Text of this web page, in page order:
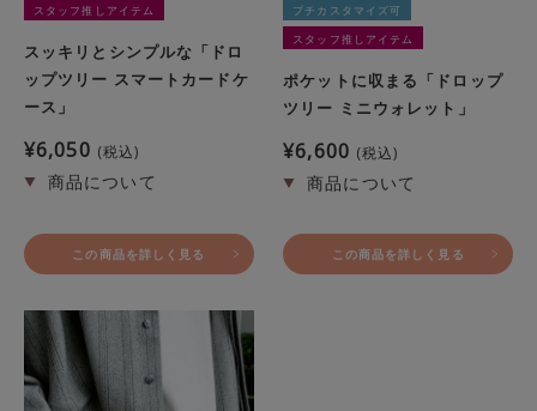
スタッフ推しアイテム
スッキリとシンプルな「ドロ
ップツリー スマートカードケ
ース」
¥6,050 税込
この商品を詳しく見る
プチカスタマイズ可
スタッフ推しアイテム
ポケットに収まる「ドロップ
ツリー ミニウォレット」
¥6,600 税込
この商品を詳しく見る